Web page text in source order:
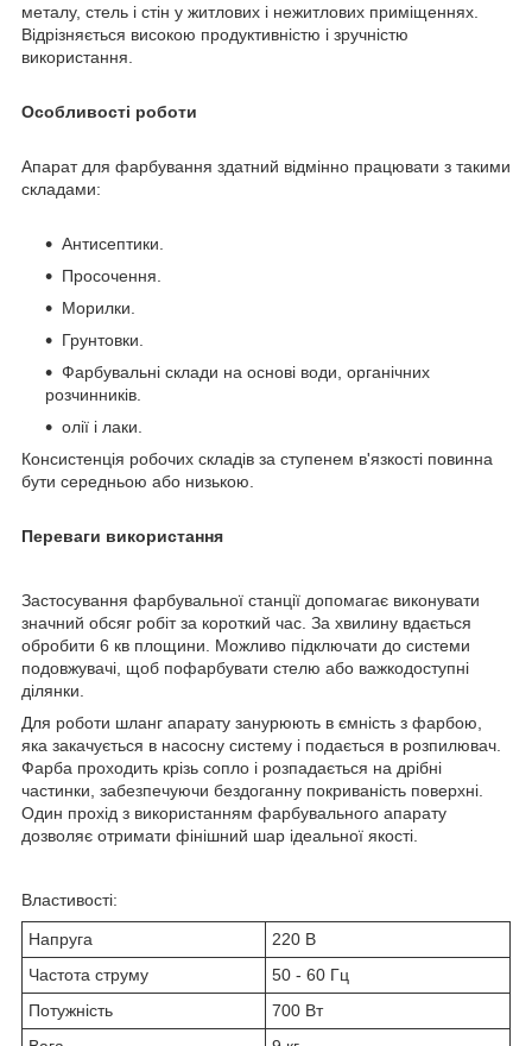
металу, стель і стін у житлових і нежитлових приміщеннях.
Відрізняється високою продуктивністю і зручністю
використання.
Особливості роботи
Апарат для фарбування здатний відмінно працювати з такими
складами:
Антисептики.
Просочення.
Морилки.
Грунтовки.
Фарбувальні склади на основі води, органічних
розчинників.
олії і лаки.
Консистенція робочих складів за ступенем в'язкості повинна
бути середньою або низькою.
Переваги використання
Застосування фарбувальної станції допомагає виконувати
значний обсяг робіт за короткий час. За хвилину вдається
обробити 6 кв площини. Можливо підключати до системи
подовжувачі, щоб пофарбувати стелю або важкодоступні
ділянки.
Для роботи шланг апарату занурюють в ємність з фарбою,
яка закачується в насосну систему і подається в розпилювач.
Фарба проходить крізь сопло і розпадається на дрібні
частинки, забезпечуючи бездоганну покриваність поверхні.
Один прохід з використанням фарбувального апарату
дозволяє отримати фінішний шар ідеальної якості.
Властивості:
Напруга
220 В
Частота струму
50 - 60 Гц
Потужність
700 Вт